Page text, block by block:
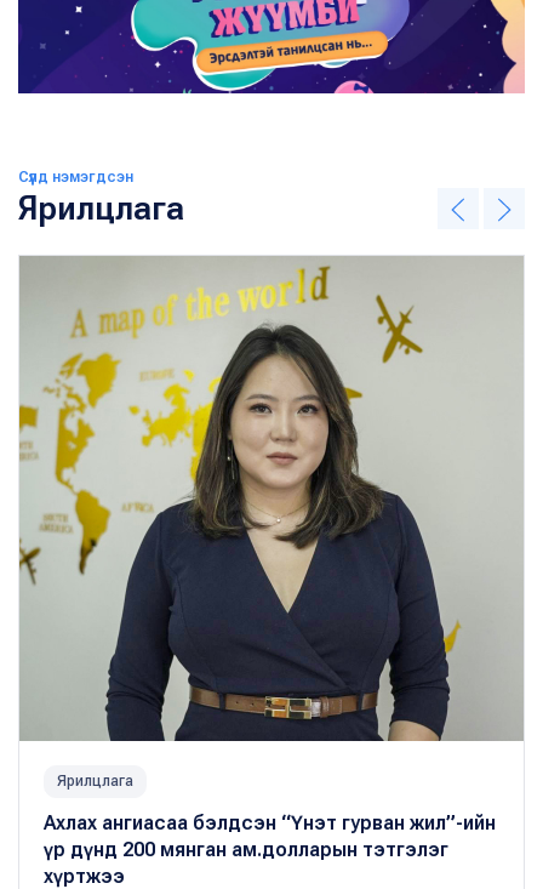
Сүүлд нэмэгдсэн
Ярилцлага
Ярилцлага
Ахлах ангиасаа бэлдсэн “Үнэт гурван жил”-ийн
үр дүнд 200 мянган ам.долларын тэтгэлэг
хүртжээ